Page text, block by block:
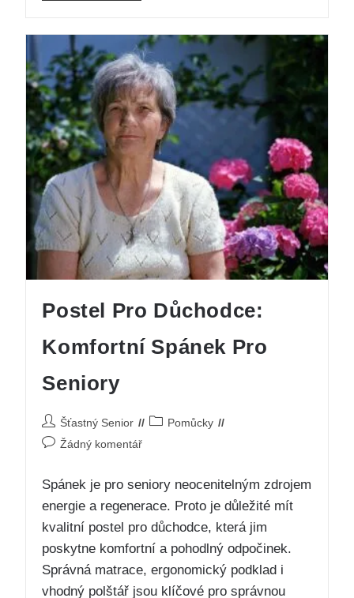
Postel Pro Důchodce:
Komfortní Spánek Pro
Seniory
Šťastný Senior
Pomůcky
Žádný komentář
Spánek je pro seniory neocenitelným zdrojem
energie a regenerace. Proto je důležité mít
kvalitní postel pro důchodce, která jim
poskytne komfortní a pohodlný odpočinek.
Správná matrace, ergonomický podklad i
vhodný polštář jsou klíčové pro správnou